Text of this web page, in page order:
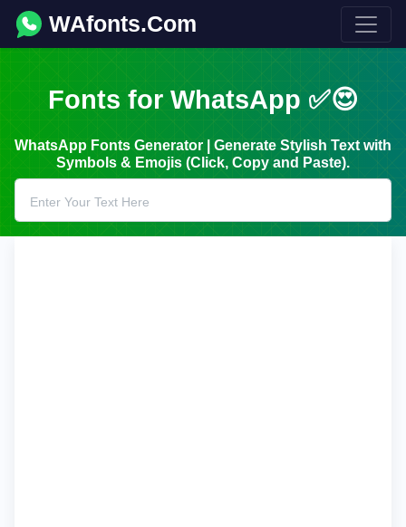
WAfonts.Com
Fonts for WhatsApp ✅😍
WhatsApp Fonts Generator | Generate Stylish Text with
Symbols & Emojis (Click, Copy and Paste).